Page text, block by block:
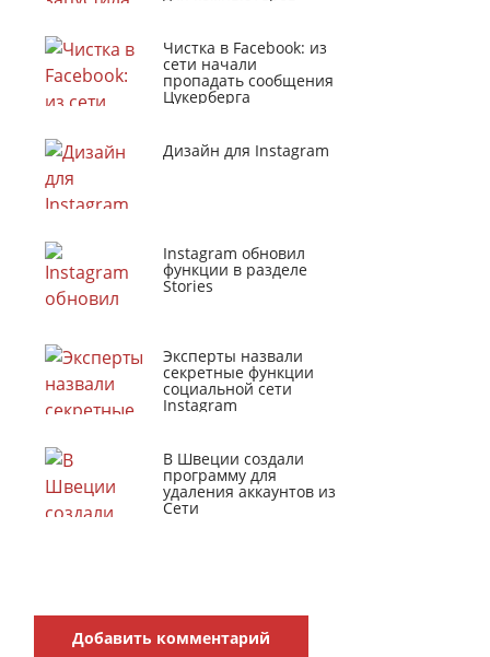
Чистка в Facebook: из
сети начали
пропадать сообщения
Цукерберга
Дизайн для Instagram
Instagram обновил
функции в разделе
Stories
Эксперты назвали
секретные функции
социальной сети
Instagram
В Швеции создали
программу для
удаления аккаунтов из
Сети
Добавить комментарий